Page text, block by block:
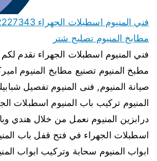
مطابخ المنيوم تصليح شتر
فني المنيوم اسطبلات الجهراء نقدم
مطبخ المنيوم تصنيع مطابخ المنيوم
صيانة المنيوم, فنى المنيوم تفصيل
المنيوم تركيب باب المنيوم اسطبلات
درابزين المنيوم نعمل من خلال هندي
اسطبلات الجهراء في فتح قفل باب
ابواب المنيوم سحابة وتركيب ابواب